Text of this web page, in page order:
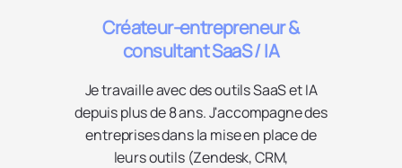
Créateur-entrepreneur &
consultant SaaS / IA
Je travaille avec des outils SaaS et IA
depuis plus de 8 ans. J'accompagne des
entreprises dans la mise en place de
leurs outils (Zendesk, CRM,